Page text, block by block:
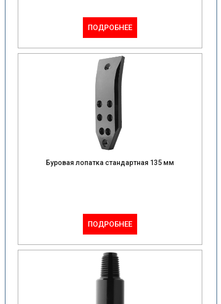
ПОДРОБНЕЕ
Буровая лопатка стандартная 135 мм
ПОДРОБНЕЕ